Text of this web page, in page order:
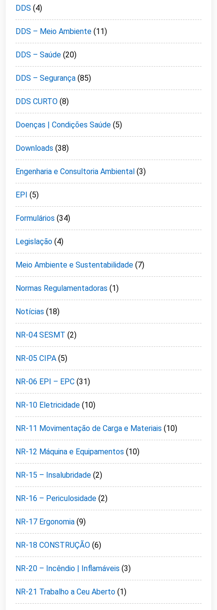
DDS (4)
DDS – Meio Ambiente (11)
DDS – Saúde (20)
DDS – Segurança (85)
DDS CURTO (8)
Doenças | Condições Saúde (5)
Downloads (38)
Engenharia e Consultoria Ambiental (3)
EPI (5)
Formulários (34)
Legislação (4)
Meio Ambiente e Sustentabilidade (7)
Normas Regulamentadoras (1)
Notícias (18)
NR-04 SESMT (2)
NR-05 CIPA (5)
NR-06 EPI – EPC (31)
NR-10 Eletricidade (10)
NR-11 Movimentação de Carga e Materiais (10)
NR-12 Máquina e Equipamentos (10)
NR-15 – Insalubridade (2)
NR-16 – Periculosidade (2)
NR-17 Ergonomia (9)
NR-18 CONSTRUÇÃO (6)
NR-20 – Incêndio | Inflamáveis (3)
NR-21 Trabalho a Ceu Aberto (1)